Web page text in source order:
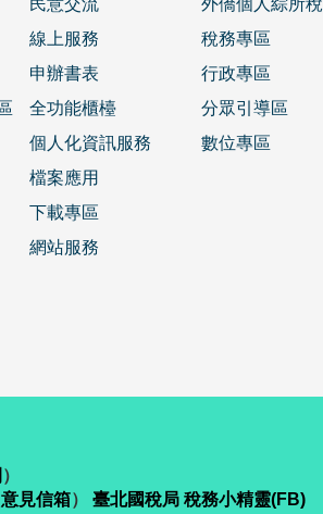
民意交流
線上服務
申辦書表
全功能櫃檯
個人化資訊服務
檔案應用
下載專區
網站服務
外僑個人綜所稅
稅務專區
行政專區
分眾引導區
數位專區
）
意見信箱） 臺北國稅局 稅務小精靈(FB)